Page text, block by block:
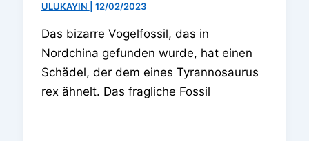
ULUKAYIN 12/02/2023
Das bizarre Vogelfossil, das in
Nordchina gefunden wurde, hat einen
Schädel, der dem eines Tyrannosaurus
rex ähnelt. Das fragliche Fossil